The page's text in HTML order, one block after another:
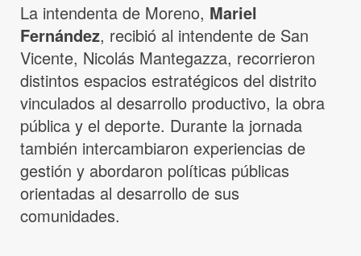
La intendenta de Moreno, Mariel
Fernández, recibió al intendente de San
Vicente, Nicolás Mantegazza, recorrieron
distintos espacios estratégicos del distrito
vinculados al desarrollo productivo, la obra
pública y el deporte. Durante la jornada
también intercambiaron experiencias de
gestión y abordaron políticas públicas
orientadas al desarrollo de sus
comunidades.